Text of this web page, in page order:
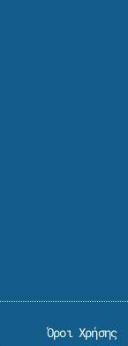
Όροι Χρήσης